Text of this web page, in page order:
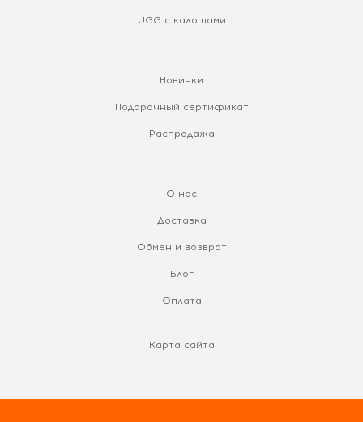
UGG с калошами
Новинки
Подарочный сертификат
Распродажа
О нас
Доставка
Обмен и возврат
Блог
Оплата
Карта сайта